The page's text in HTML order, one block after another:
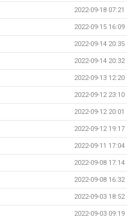
2022-09-18 07:21
2022-09-15 16:09
2022-09-14 20:35
2022-09-14 20:32
2022-09-13 12:20
2022-09-12 23:10
2022-09-12 20:01
2022-09-12 19:17
2022-09-11 17:04
2022-09-08 17:14
2022-09-08 16:32
2022-09-03 18:52
2022-09-03 09:19